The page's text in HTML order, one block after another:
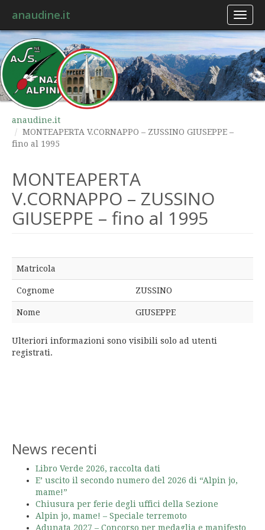
anaudine.it
anaudine.it
MONTEAPERTA V.CORNAPPO – ZUSSINO GIUSEPPE –
fino al 1995
MONTEAPERTA
V.CORNAPPO – ZUSSINO
GIUSEPPE – fino al 1995
Matricola
Cognome ZUSSINO
Nome GIUSEPPE
Ulteriori informazioni sono visibili solo ad utenti
registrati.
News recenti
Libro Verde 2026, raccolta dati
E’ uscito il secondo numero del 2026 di “Alpin jo,
mame!”
Chiusura per ferie degli uffici della Sezione
Alpin jo, mame! – Speciale terremoto
Adunata 2027 – Concorso per medaglia e manifesto